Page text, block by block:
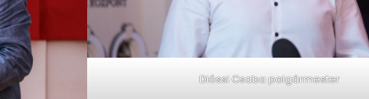
Dióssi Csaba polgármester